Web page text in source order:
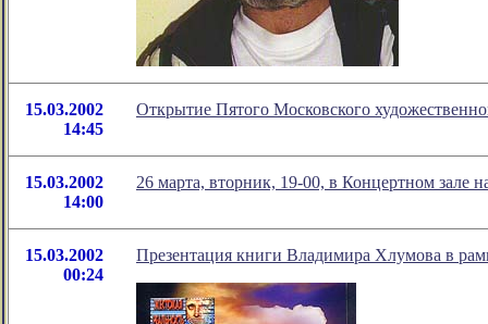
15.03.2002
14:45
Открытие Пятого Московского
15.03.2002
14:00
26 марта, вторник, 19-00, в Концертном зале
15.03.2002
00:24
Презентация книги Владимира Хлумова в